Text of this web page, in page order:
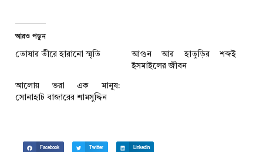
আরও পড়ুন
তোষার তীরে হারানো স্মৃতি
আগুন আর হাতুড়ির শব্দই
ইসমাইলের জীবন
আলোয় ভরা এক মানুষ:
সোনাহাট বাজারের শামসুদ্দিন
Facebook Twitter LinkedIn